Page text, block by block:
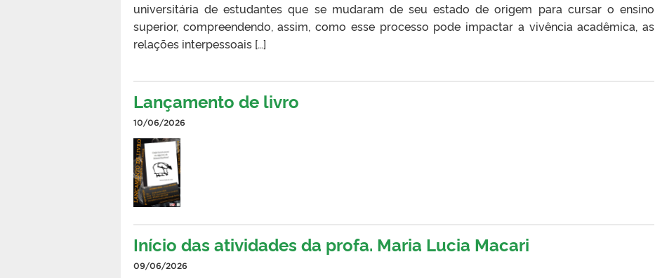
universitária de estudantes que se mudaram de seu estado de origem para cursar o ensino
superior, compreendendo, assim, como esse processo pode impactar a vivência acadêmica, as
relações interpessoais […]
Lançamento de livro
10/06/2026
Início das atividades da profa. Maria Lucia Macari
09/06/2026